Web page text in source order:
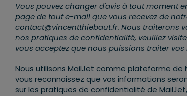
Vous pouvez changer d'avis à tout moment
page de tout e-mail que vous recevez de
contact@vincentthiebaut.fr. Nous traiterons
nos pratiques de confidentialité, veuillez
vous acceptez que nous puissions traiter
Nous utilisons MailJet comme plateforme de
vous reconnaissez que vos informations
sur les pratiques de confidentialité de MailJet,